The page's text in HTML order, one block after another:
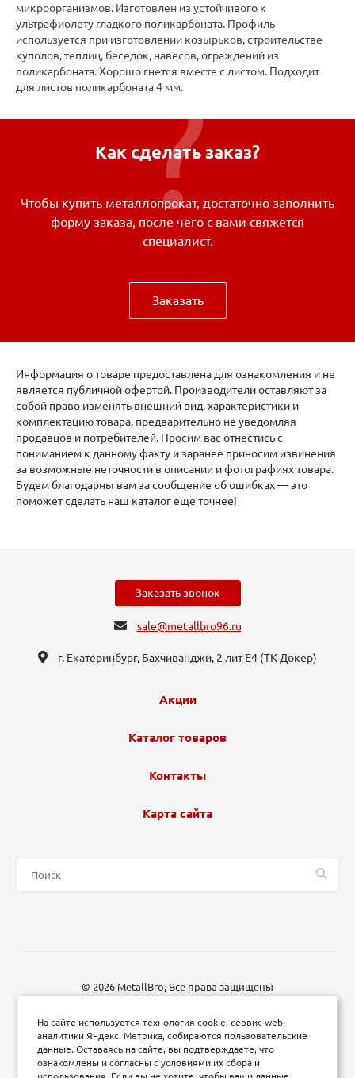
микроорганизмов. Изготовлен из устойчивого к
ультрафиолету гладкого поликарбоната. Профиль
используется при изготовлении козырьков, строительстве
куполов, теплиц, беседок, навесов, ограждений из
поликарбоната. Хорошо гнется вместе с листом. Подходит
для листов поликарбоната 4 мм.
Как сделать заказ?
Чтобы купить металлопрокат, достаточно заполнить
форму заказа, после чего с вами свяжется
специалист.
Заказать
Информация о товаре предоставлена для ознакомления и не
является публичной офертой. Производители оставляют за
собой право изменять внешний вид, характеристики и
комплектацию товара, предварительно не уведомляя
продавцов и потребителей. Просим вас отнестись с
пониманием к данному факту и заранее приносим извинения
за возможные неточности в описании и фотографиях товара.
Будем благодарны вам за сообщение об ошибках — это
поможет сделать наш каталог еще точнее!
Заказать звонок
sale@metallbro96.ru
г. Екатеринбург, ​Бахчиванджи, 2 лит Е4 (ТК Докер​)
Акции
Каталог товаров
Контакты
Карта сайта
© 2026 MetallBro, Все права защищены
На сайте используется технология cookie, сервис web-
аналитики Яндекс. Метрика, собираются пользовательские
данные. Оставаясь на сайте, вы подтверждаете, что
ознакомлены и согласны с условиями их сбора и